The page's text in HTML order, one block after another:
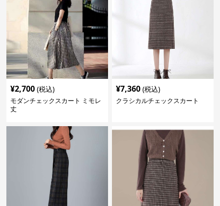
¥2,700 (税込)
モダンチェックスカート ミモレ
丈
¥7,360 (税込)
クラシカルチェックスカート